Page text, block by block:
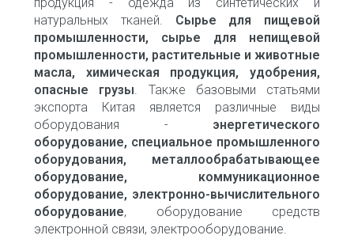
натуральных тканей. Сырье для пищевой
промышленности, сырье для непищевой
промышленности, растительные и животные
масла, химическая продукция, удобрения,
опасные грузы. Также базовыми статьями
экспорта Китая является различные виды
оборудования - энергетического
оборудование, специальное промышленного
оборудования, металлообрабатывающее
оборудование, коммуникационное
оборудование, электронно-вычислительного
оборудование, оборудование средств
электронной связи, электрооборудование.